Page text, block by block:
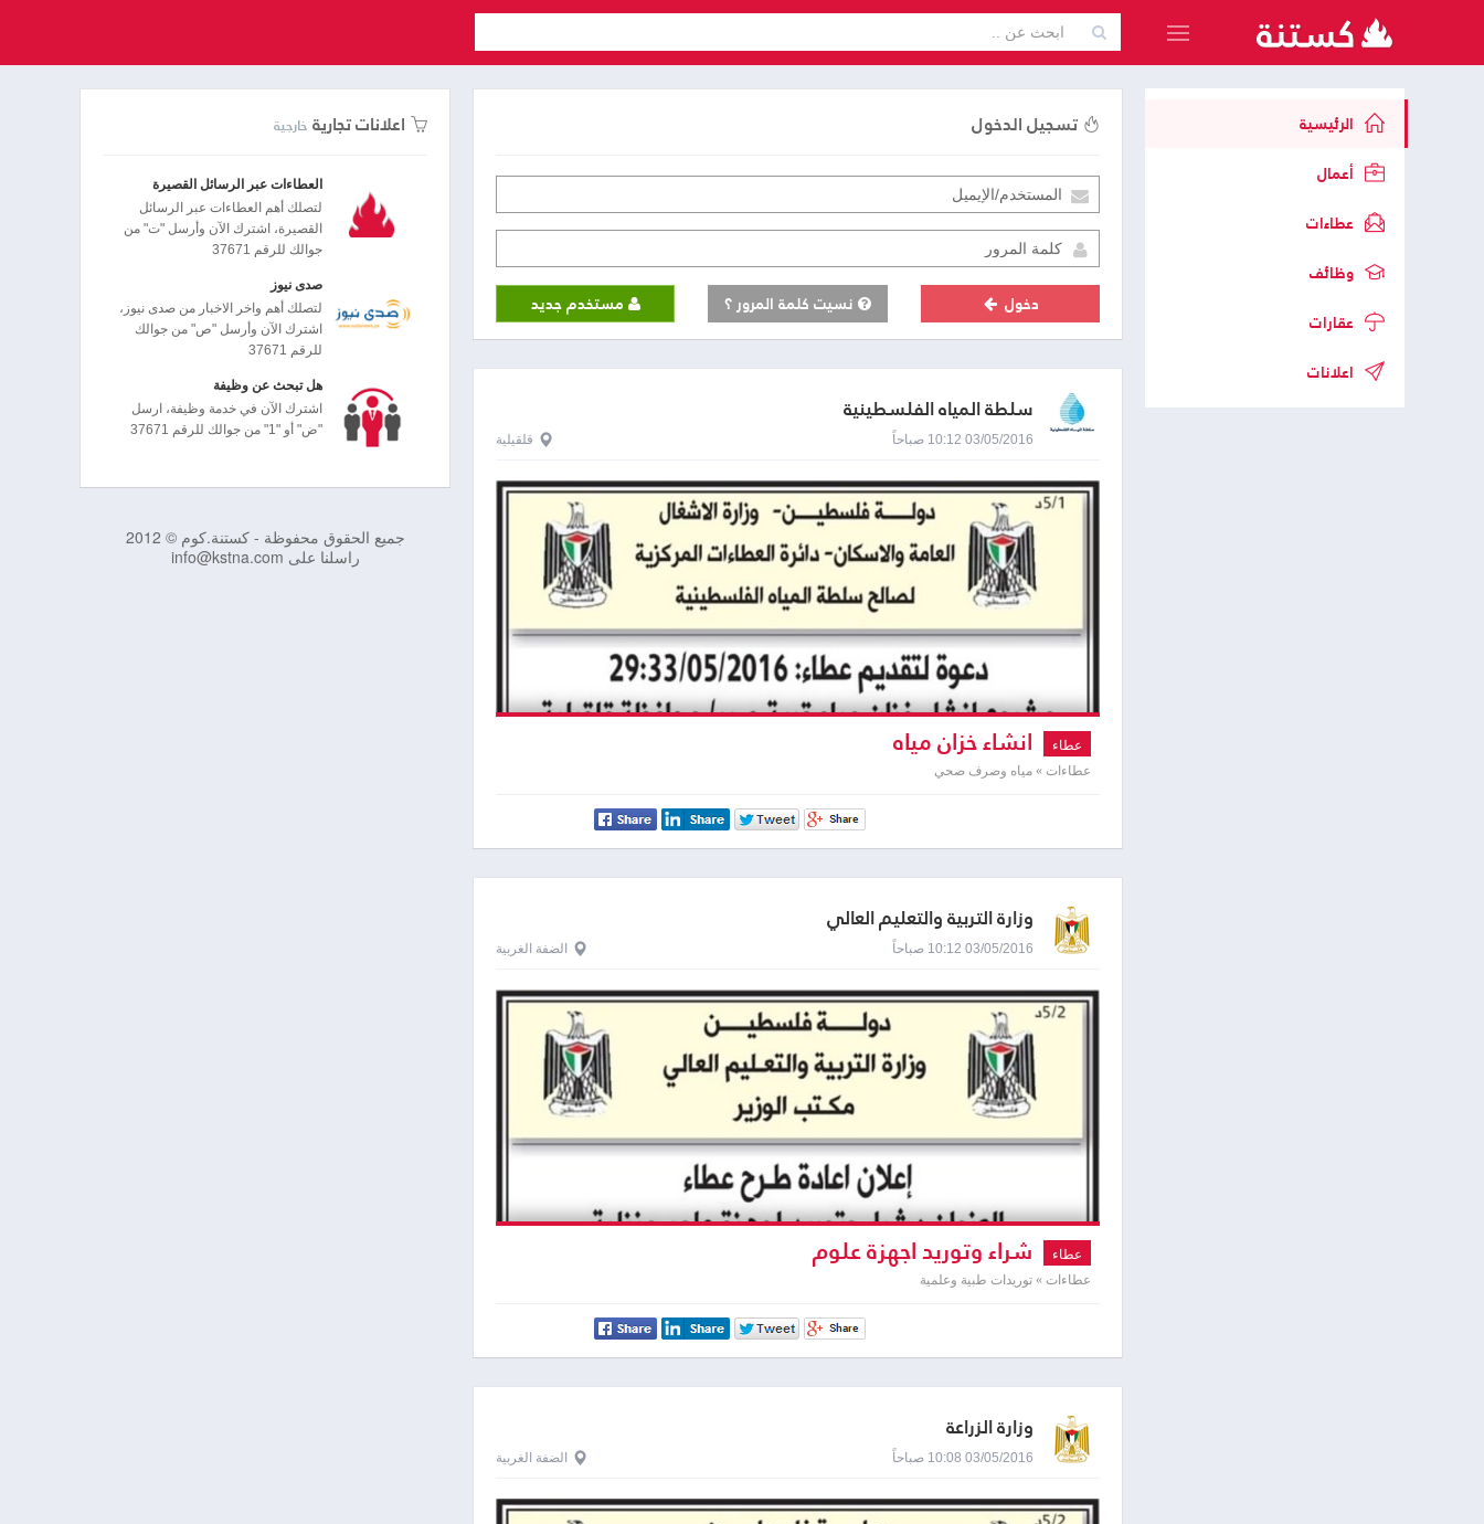
الرئيسية
أعمال
عطاءات
وظائف
عقارات
اعلانات
اعلانات تجارية خارجية
العطاءات عبر الرسائل القصيرة
لتصلك أهم العطاءات عبر الرسائل
القصيرة، اشترك الآن وأرسل "ت" من
جوالك للرقم 37671
صدى نيوز
لتصلك أهم واخر الاخبار من صدى نيوز،
اشترك الآن وأرسل "ص" من جوالك
للرقم 37671
هل تبحث عن وظيفة
اشترك الآن في خدمة وظيفة، ارسل
"ض" أو "1" من جوالك للرقم 37671
جميع الحقوق محفوظة - كستنة.كوم © 2012
راسلنا على info@kstna.com
تسجيل الدخول
دخول نسيت كلمة المرور ؟ مستخدم جديد
سلطة المياه الفلسطينية
03/05/2016 10:12 صباحاً قلقيلية
عطاء انشاء خزان مياه
عطاءات » مياه وصرف صحي
وزارة التربية والتعليم العالي
03/05/2016 10:12 صباحاً الضفة الغربية
عطاء شراء وتوريد اجهزة علوم
عطاءات » توريدات طبية وعلمية
وزارة الزراعة
03/05/2016 10:08 صباحاً الضفة الغربية